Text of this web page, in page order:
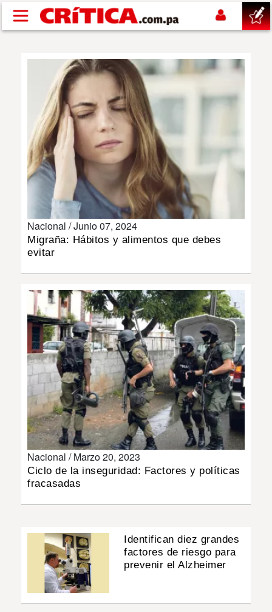
Pasar al contenido principal
NACIONAL
POLÍTICA
DEPORTES
INSÓLITAS
MULTIMEDIA
IMPRESO
Nacional /Junio 07, 2024
Migraña: Hábitos y alimentos que debes
evitar
Nacional /Marzo 20, 2023
Ciclo de la inseguridad: Factores y políticas
fracasadas
Identifican diez grandes
factores de riesgo para
prevenir el Alzheimer